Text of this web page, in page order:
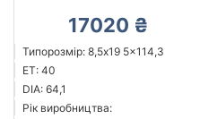
17020 ₴
Типорозмір: 8,5x19 5x114,3
ET: 40
DIA: 64,1
Рік виробництва: